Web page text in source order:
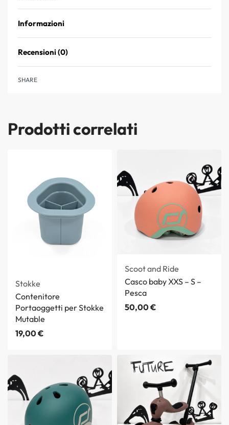
Informazioni
Recensioni (0)
SHARE
Prodotti correlati
Stokke
Contenitore
Portaoggetti per Stokke
Mutable
19,00€
Scoot and Ride
Casco baby XXS – S –
Pesca
50,00€